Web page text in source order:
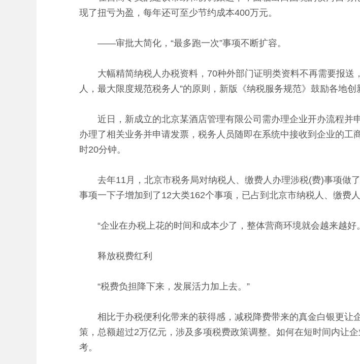
现了扭亏为盈，每年还可至少节约成本400万元。
——审批大简化，“最多跑一次”事项不断扩容。
大幅精简纳税人办税资料，70种外部门证明类资料不再需要报送
人，最大限度规范税务人”的原则，新版《纳税服务规范》鼓励各地
近日，新成立的北京某酒店管理有限公司需办理企业开办流程并
办理了相关业务并申请发票，税务人员随即在系统中接收到企业的
时20分钟。
去年11月，北京市税务局对纳税人、缴费人办理涉税(费)事项做了
事项一下子增加到了12大类162个事项，已占到北京市纳税人、缴费
“企业在办税上花的时间和成本少了，整体营商环境就会越来越好
释放税费红利
“税费负担降下来，发展活力加上去。”
相比于办税便利化带来的获得感，减税降费带来的真金白银更让
策，总额超过2万亿元，涉及多项税费政策调整。如何在短时间内让
考。